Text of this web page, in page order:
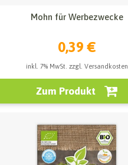
Mohn für Werbezwecke
0,39 €
inkl. 7% MwSt. zzgl. Versandkosten
Zum Produkt